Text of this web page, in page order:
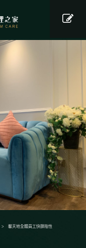
馨天地全體員工快篩陰性